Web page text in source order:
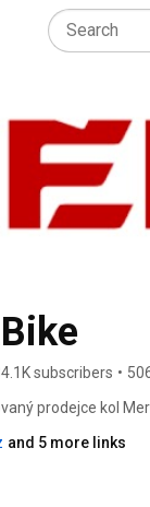
subscribers •
prodejce kol
rámy na
and 5 more links